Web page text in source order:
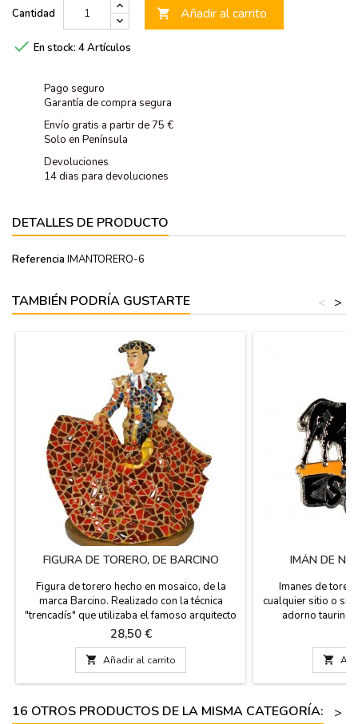
Cantidad  Añadir al carrito
 En stock: 4 Artículos
Pago seguro
Garantía de compra segura
Envío gratis a partir de 75 €
Solo en Península
Devoluciones
14 dias para devoluciones
DETALLES DE PRODUCTO
Referencia IMANTORERO-6
TAMBIÉN PODRÍA GUSTARTE >
<
FIGURA DE TORERO, DE BARCINO
Figura de torero hecho en mosaico, de la
marca Barcino. Realizado con la técnica
"trencadís" que utilizaba el famoso arquitecto
catalán Antonio Gaudí y pintado a mano. Ideal
para coleccionistas y como decoración. En
estuche de regalo transparente. Medida: 11
cm alto, caja plástico de 15 cm alto x 11 cm
ancho.
Precio
28,50 €
 Añadir al carrito
IMÁN DE
Imanes de
cualquier sitio o
adorno taurino.
modelos. Hechos

16 OTROS PRODUCTOS DE LA MISMA CATEGORÍA:
>